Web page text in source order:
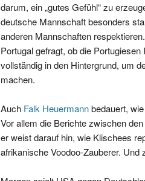
darum, ein „gutes Gefühl“ zu
deutsche Mannschaft besonders
anderen Mannschaften
Portugal gefragt, ob die
vollständig in den Hintergrund, um
machen.
Auch Falk Heuermannbedauert,
Vor allem die Berichte zwischen
er weist darauf hin, wie Klischees
afrikanische Voodoo-Zauberer.